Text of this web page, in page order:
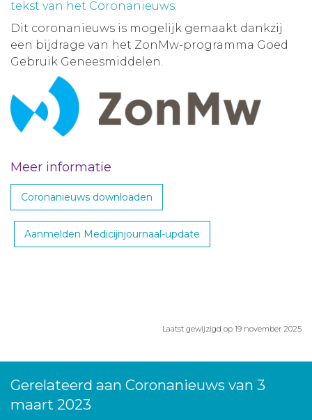
tekst van het Coronanieuws.
Dit coronanieuws is mogelijk gemaakt dankzij
een bijdrage van het ZonMw-programma Goed
Gebruik Geneesmiddelen.
Meer informatie
Coronanieuws downloaden
Aanmelden Medicijnjournaal-update
Laatst gewijzigd op 19 november 2025
Gerelateerd aan Coronanieuws van 3
maart 2023